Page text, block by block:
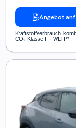
Angebot
Kraftstoffverbrauch
CO₂-Klasse F · WLTP*